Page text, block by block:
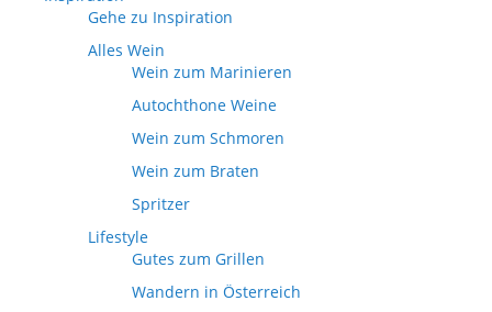
Gehe zu Inspiration
Alles Wein
Wein zum Marinieren
Autochthone Weine
Wein zum Schmoren
Wein zum Braten
Spritzer
Lifestyle
Gutes zum Grillen
Wandern in Österreich